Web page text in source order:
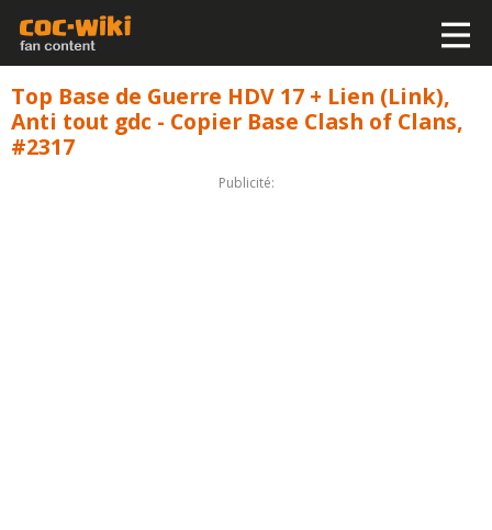
Top Base de Guerre HDV 17 + Lien (Link),
Anti tout gdc - Copier Base Clash of Clans,
#2317
Publicité: